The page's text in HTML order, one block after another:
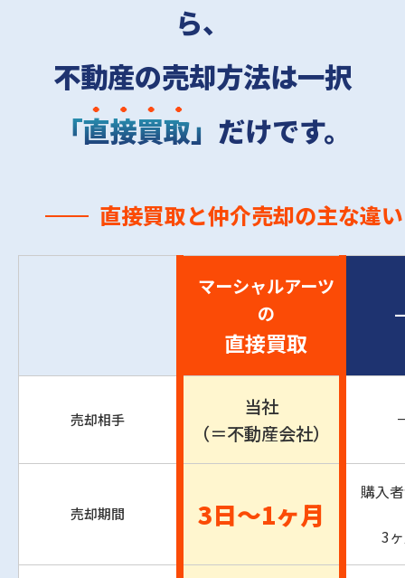
ら、
不動産の売却方法は一択
「直接買取」 だけです。
直接買取と仲介売却の主な違い
マーシャルアーツ
の
直接買取
売却相手
当社
（＝不動産会社）
売却期間 3日〜1ヶ⽉
購入
3